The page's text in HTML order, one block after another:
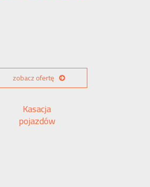
zobacz ofertę
Kasacja
pojazdów